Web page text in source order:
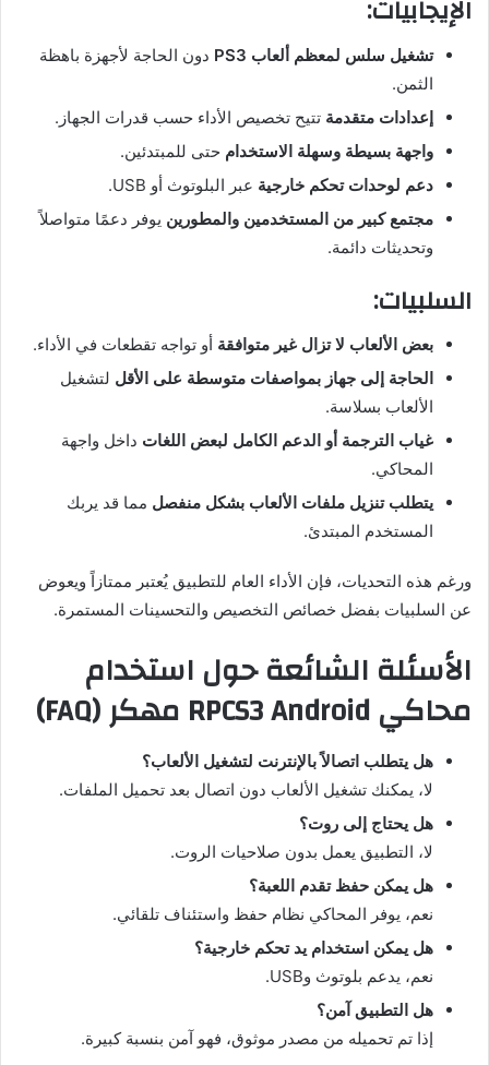
الإيجابيات:
تشغيل سلس لمعظم ألعاب PS3
دون الحاجة لأجهزة باهظة
الثمن.
إعدادات متقدمة تتيح تخصيص الأداء حسب قدرات الجهاز.
واجهة بسيطة وسهلة الاستخدام حتى للمبتدئين.
دعم لوحدات تحكم خارجية عبر البلوتوث أو USB.
مجتمع كبير من المستخدمين والمطورين يوفر دعمًا متواصلاً
وتحديثات دائمة.
السلبيات:
بعض الألعاب لا تزال غير متوافقة أو تواجه تقطعات في الأداء.
الحاجة إلى جهاز بمواصفات متوسطة على الأقل لتشغيل
الألعاب بسلاسة.
غياب الترجمة أو الدعم الكامل لبعض اللغات داخل واجهة
المحاكي.
يتطلب تنزيل ملفات الألعاب بشكل منفصل مما قد يربك
المستخدم المبتدئ.
ورغم هذه التحديات، فإن الأداء العام للتطبيق يُعتبر ممتازاً ويعوض
عن السلبيات بفضل خصائص التخصيص والتحسينات المستمرة.
الأسئلة الشائعة حول استخدام
محاكي RPCS3 Android مهكر (FAQ)
هل يتطلب اتصالاً بالإنترنت لتشغيل الألعاب؟
لا، يمكنك تشغيل الألعاب دون اتصال بعد تحميل الملفات.
هل يحتاج إلى روت؟
لا، التطبيق يعمل بدون صلاحيات الروت.
هل يمكن حفظ تقدم اللعبة؟
نعم، يوفر المحاكي نظام حفظ واستئناف تلقائي.
هل يمكن استخدام يد تحكم خارجية؟
نعم، يدعم بلوتوث وUSB.
هل التطبيق آمن؟
إذا تم تحميله من مصدر موثوق، فهو آمن بنسبة كبيرة.